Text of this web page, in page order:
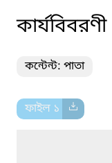
কার্যবিবরণী
কন্টেন্ট: পাতা
ফাইল ১